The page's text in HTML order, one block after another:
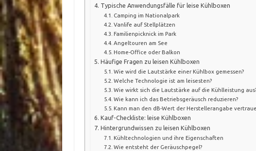
Typische Anwendungsfälle für leise Kühlboxen
Camping im Nationalpark
Vanlife auf Stellplätzen
Familienpicknick im Park
Angeltouren am See
Home-Office oder Balkon
Häufige Fragen zu leisen Kühlboxen
Wie wird die Lautstärke einer Kühlbox gemessen?
Welche Technologie ist am leisesten?
Wie wirkt sich die Lautstärke auf die Kühlleistung
Wie kann ich das Betriebsgeräusch reduzieren?
Kann man den dB-Wert der Herstellerangabe
Kauf-Checkliste: leise Kühlboxen
Hintergrundwissen zu leisen Kühlboxen
Kühltechnologien und ihre Eigenschaften
Wie entsteht der Geräuschpegel?